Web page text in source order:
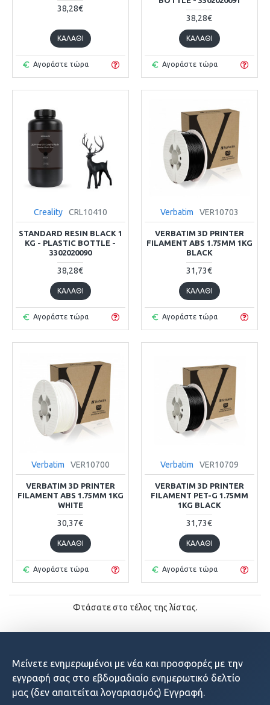
38,28€
ΚΑΛΆΘΙ
Αγοράστε τώρα
38,28€
ΚΑΛΆΘΙ
Αγοράστε τώρα
Creality CRL10410
STANDARD RESIN BLACK 1
KG - PLASTIC BOTTLE -
3302020090
38,28€
ΚΑΛΆΘΙ
Αγοράστε τώρα
Verbatim VER10703
VERBATIM 3D PRINTER
FILAMENT ABS 1.75MM 1KG
BLACK
31,73€
ΚΑΛΆΘΙ
Αγοράστε τώρα
Verbatim VER10700
VERBATIM 3D PRINTER
FILAMENT ABS 1.75MM 1KG
WHITE
30,37€
ΚΑΛΆΘΙ
Αγοράστε τώρα
Verbatim VER10709
VERBATIM 3D PRINTER
FILAMENT PET-G 1.75MM
1KG BLACK
31,73€
ΚΑΛΆΘΙ
Αγοράστε τώρα
Φτάσατε στο τέλος της λίστας.
Μείνετε ενημερωμένοι με νέα και προσφορές με την
εγγραφή σας στο εβδομαδιαίο ενημερωτικό δελτίο
μας (δεν απαιτείται λογαριασμός) Εγγραφή.